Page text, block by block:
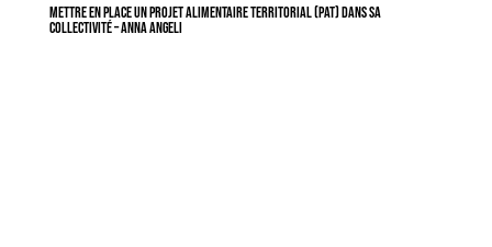
Mettre en place un projet alimentaire territorial (PAT) dans sa
collectivité – Anna Angeli